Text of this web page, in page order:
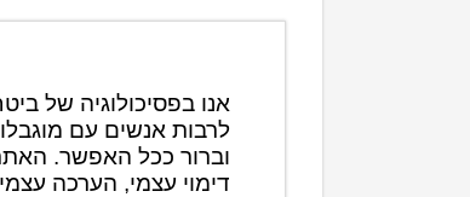
אנו בפסיכולוגיה של
לרבות אנשים עם
וברור ככל האפשר. האתר
דימוי עצמי, הערכה